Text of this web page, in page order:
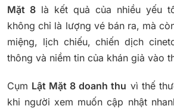
Mặt 8 là kết quả của nhiều yếu
không chỉ là lượng vé bán ra, mà
miệng, lịch chiếu, chiến dịch
thông và niềm tin của khán giả vào
Cụm Lật Mặt 8 doanh thu vì thế
khi người xem muốn cập nhật